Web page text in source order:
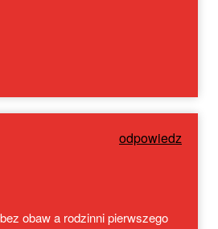
odpowiedz
obaw a rodzinni pierwszego